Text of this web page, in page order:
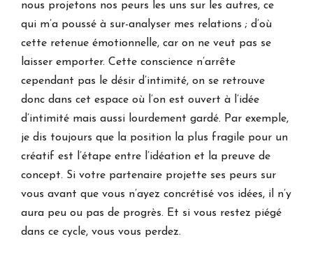
nous projetons nos peurs les uns sur les autres, ce
qui m’a poussé à sur-analyser mes relations ; d’où
cette retenue émotionnelle, car on ne veut pas se
laisser emporter. Cette conscience n’arrête
cependant pas le désir d’intimité, on se retrouve
donc dans cet espace où l’on est ouvert à l’idée
d’intimité mais aussi lourdement gardé. Par exemple,
je dis toujours que la position la plus fragile pour un
créatif est l’étape entre l’idéation et la preuve de
concept. Si votre partenaire projette ses peurs sur
vous avant que vous n’ayez concrétisé vos idées, il n’y
aura peu ou pas de progrès. Et si vous restez piégé
dans ce cycle, vous vous perdez.